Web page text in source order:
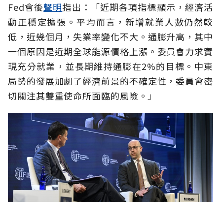
Fed會後聲明指出：「近期各項指標顯示，經濟活
動正穩定擴張。平均而言，新增就業人數仍然較
低，近幾個月，失業率變化不大。通膨升高，其中
一個原因是近期全球能源價格上漲。委員會力求實
現充分就業，並長期維持通膨在2%的目標。中東
局勢的發展加劇了經濟前景的不確定性，委員會密
切關注其雙重使命所面臨的風險。」